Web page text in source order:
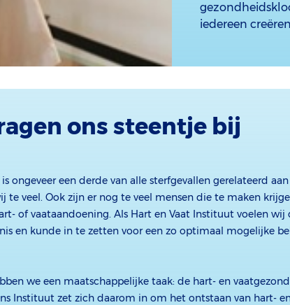
iedereen
ons steentje bij
ongeveer een derde van alle sterfgevallen gerelateerd
te veel. Ook zijn er nog te veel mensen die te maken
of vaataandoening. Als Hart en Vaat Instituut voelen
en kunde in te zetten voor een zo optimaal mogelijke
we een maatschappelijke taak: de hart- en
Instituut zet zich daarom in om het ontstaan van hart-